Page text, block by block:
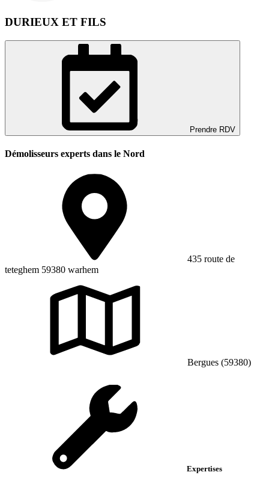
DURIEUX ET FILS
Prendre RDV
Démolisseurs experts dans le Nord
435 route de
teteghem 59380 warhem
Bergues (59380)
Expertises